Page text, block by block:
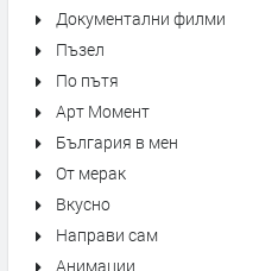
Документални филми
Пъзел
По пътя
Арт Момент
България в мен
От мерак
Вкусно
Направи сам
Анимации